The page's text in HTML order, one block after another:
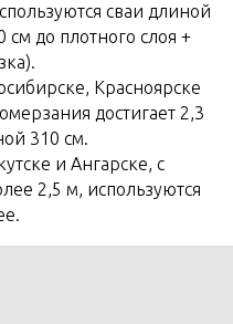
сваи длиной
см до плотного слоя +
Красноярске
достигает 2,3
310 см.
и Ангарске, с
2,5 м, используются